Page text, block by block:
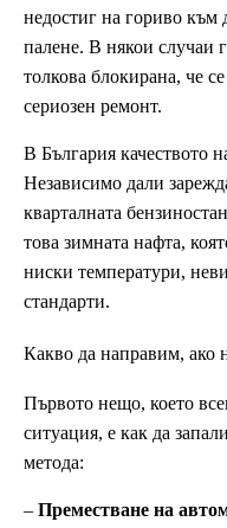
недостиг на гориво към
палене. В някои случаи
толкова блокирана, че
сериозен ремонт.
В България качеството
Независимо дали
кварталната
това зимната нафта,
ниски температури,
стандарти.
Какво да направим, ако
Първото нещо, което
ситуация, е как да
метода:
– Преместване на